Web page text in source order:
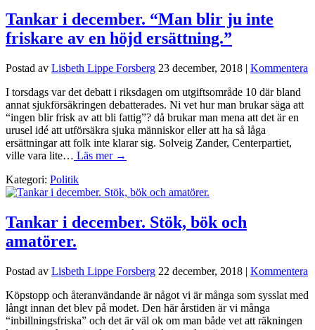
Tankar i december. “Man blir ju inte
friskare av en höjd ersättning.”
Postad av Lisbeth Lippe Forsberg 23 december, 2018 | Kommentera
I torsdags var det debatt i riksdagen om utgiftsområde 10 där bland
annat sjukförsäkringen debatterades. Ni vet hur man brukar säga att
“ingen blir frisk av att bli fattig”? då brukar man mena att det är en
urusel idé att utförsäkra sjuka människor eller att ha så låga
ersättningar att folk inte klarar sig. Solveig Zander, Centerpartiet,
ville vara lite… Läs mer →
Kategori: Politik
Tankar i december. Stök, bök och
amatörer.
Postad av Lisbeth Lippe Forsberg 22 december, 2018 | Kommentera
Köpstopp och återanvändande är något vi är många som sysslat med
långt innan det blev på modet. Den här årstiden är vi många
“inbillningsfriska” och det är väl ok om man både vet att räkningen